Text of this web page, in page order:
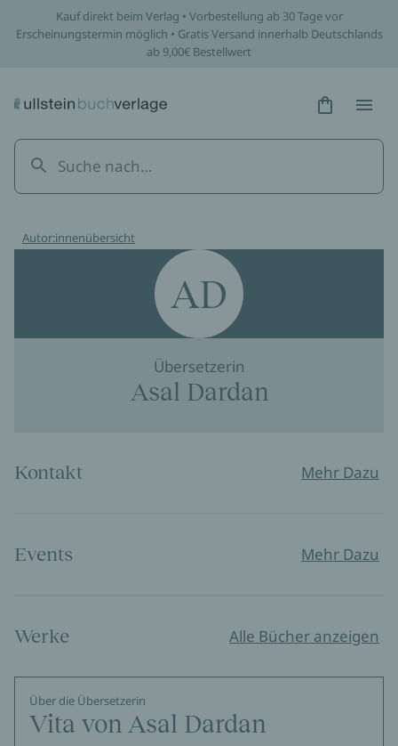
Kauf direkt beim Verlag • Vorbestellung ab 30 Tage vor
Erscheinungstermin möglich • Gratis Versand innerhalb Deutschlands
ab 9,00€ Bestellwert
Hidden
Autor:innenübersicht
AD
Übersetzerin
Asal Dardan
Kontakt Mehr Dazu
Events Mehr Dazu
Werke Alle Bücher anzeigen
Über die Übersetzerin
Vita von Asal Dardan